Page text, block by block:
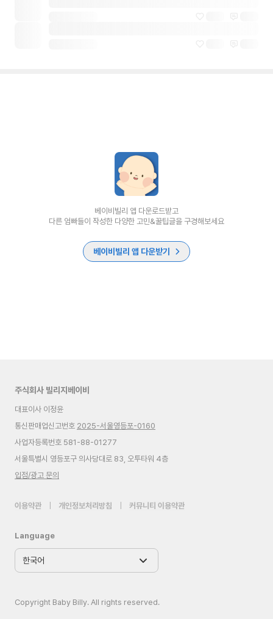
베이비빌리 앱 다운로드받고
다른 엄빠들이 작성한 다양한 고민&꿀팁글을 구경해보세요
베이비빌리 앱 다운받기
주식회사 빌리지베이비
대표이사 이정윤
통신판매업신고번호 2025-서울영등포-0160
사업자등록번호 581-88-01277
서울특별시 영등포구 의사당대로 83, 오투타워 4층
입점/광고 문의
이용약관 개인정보처리방침 커뮤니티 이용약관
Language
Copyright Baby Billy. All rights reserved.